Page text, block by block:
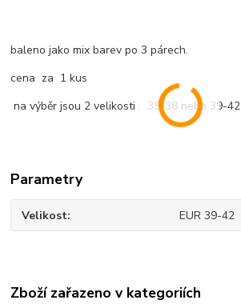
baleno jako mix barev po 3 párech.
cena za 1 kus
na výběr jsou 2 velikosti : 35-38 nebo 39-42
Parametry
Velikost EUR 39-42
Zboží zařazeno v kategoriích